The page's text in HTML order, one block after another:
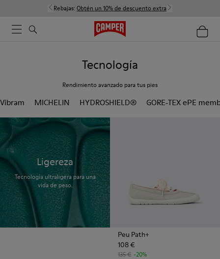
Rebajas: Obtén un 10% de descuento extra
Tecnología
Rendimiento avanzado para tus pies
Vibram MICHELIN HYDROSHIELD® GORE‑TEX ePE
Ligereza
Tecnología ultraligera para una
vida de peso.
Peu Path+
108 €
135 € -20%